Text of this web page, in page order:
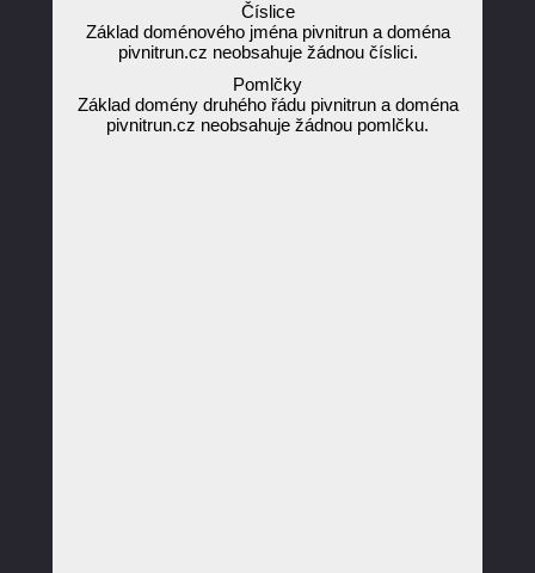
Číslice
Základ doménového jména pivnitrun a doména
pivnitrun.cz neobsahuje žádnou číslici.
Pomlčky
Základ domény druhého řádu pivnitrun a doména
pivnitrun.cz neobsahuje žádnou pomlčku.